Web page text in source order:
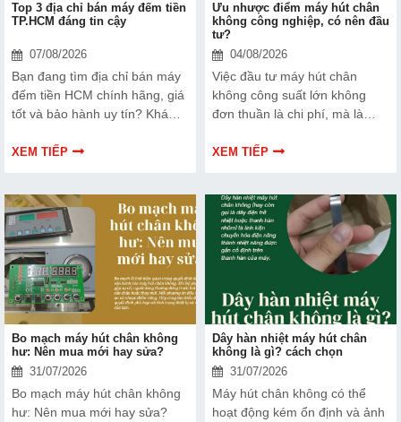
Top 3 địa chỉ bán máy đếm tiền
TP.HCM đáng tin cậy
07/08/2026
Bạn đang tìm địa chỉ bán máy
đếm tiền HCM chính hãng, giá
tốt và bảo hành uy tín? Khám
nhiều doanh nghiệp, cửa hàng
XEM TIẾP
Ưu nhược điểm máy hút chân
không công nghiệp, có nên đầu
tư?
04/08/2026
Việc đầu tư máy hút chân
không công suất lớn không
đơn thuần là chi phí, mà là
sản phẩm và nâng cao vị thế
điểm của thiết bị này để có
thêm thông tin và giúp bạn đưa
ra lựa chọn phù hợp, hiệu quả
hơn nhé!
XEM TIẾP
Bo mạch máy hút chân không
hư: Nên mua mới hay sửa?
31/07/2026
Bo mạch máy hút chân không
hư: Nên mua mới hay sửa?
Dây hàn nhiệt máy hút chân
không là gì? cách chọn
31/07/2026
Máy hút chân không có thể
hoạt động kém ổn định và ảnh